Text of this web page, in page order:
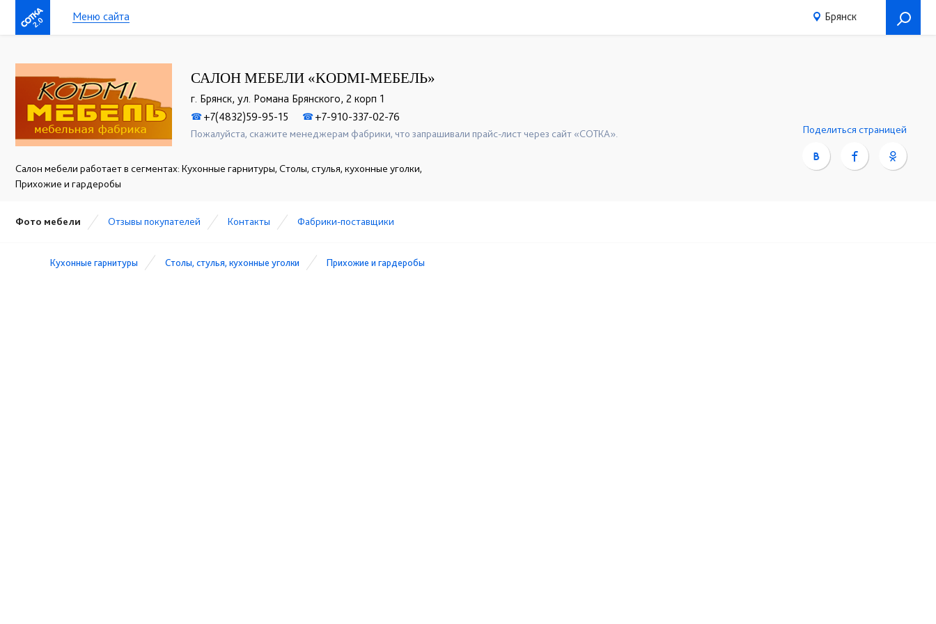
2.0 Меню сайта Брянск
САЛОН МЕБЕЛИ «KODMI-МЕБЕЛЬ»
г. Брянск, ул. Романа Брянского, 2 корп 1
☎+7(4832)59-95-15 ☎+7-910-337-02-76
Пожалуйста, скажите менеджерам фабрики, что запрашивали прайс-лист через сайт «СОТКА».
Салон мебели работает в сегментах: Кухонные гарнитуры, Столы, стулья, кухонные уголки,
Прихожие и гардеробы
Поделиться страницей
Фото мебели Отзывы покупателей Контакты Фабрики-поставщики
Кухонные гарнитуры Столы, стулья, кухонные уголки Прихожие и гардеробы